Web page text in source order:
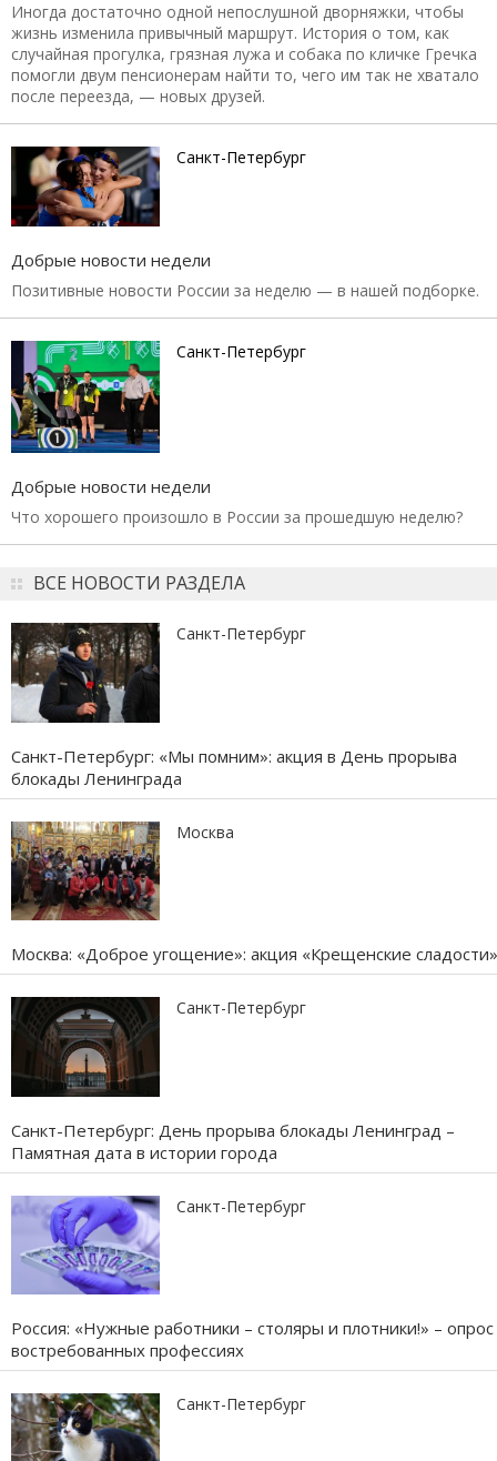
Иногда достаточно одной непослушной дворняжки, чтобы
жизнь изменила привычный маршрут. История о том, как
случайная прогулка, грязная лужа и собака по кличке Гречка
помогли двум пенсионерам найти то, чего им так не хватало
после переезда, — новых друзей.
Санкт-Петербург
Добрые новости недели
Позитивные новости России за неделю — в нашей подборке.
Санкт-Петербург
Добрые новости недели
Что хорошего произошло в России за прошедшую неделю?
ВСЕ НОВОСТИ РАЗДЕЛА
Санкт-Петербург
Санкт-Петербург: «Мы помним»: акция в День прорыва
блокады Ленинграда
Москва
Москва: «Доброе угощение»: акция «Крещенские сладости»
Санкт-Петербург
Санкт-Петербург: День прорыва блокады Ленинград –
Памятная дата в истории города
Санкт-Петербург
Россия: «Нужные работники – столяры и плотники!» –
востребованных профессиях
Санкт-Петербург